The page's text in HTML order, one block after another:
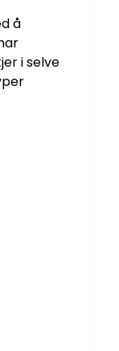
å
i selve